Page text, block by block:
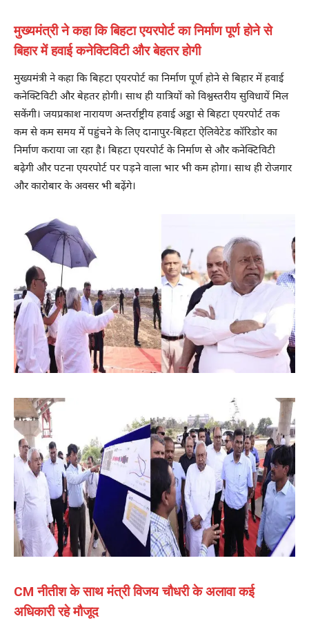
मुख्यमंत्री ने कहा कि बिहटा एयरपोर्ट का निर्माण पूर्ण होने से
बिहार में हवाई कनेक्टिविटी और बेहतर होगी
मुख्यमंत्री ने कहा कि बिहटा एयरपोर्ट का निर्माण पूर्ण होने से बिहार में हवाई
कनेक्टिविटी और बेहतर होगी। साथ ही यात्रियों को विश्वस्तरीय सुविधायें मिल
सकेंगी। जयप्रकाश नारायण अन्तर्राष्ट्रीय हवाई अड्डा से बिहटा एयरपोर्ट तक
कम से कम समय में पहुंचने के लिए दानापुर-बिहटा ऐलिवेटेड कॉरिडोर का
निर्माण कराया जा रहा है। बिहटा एयरपोर्ट के निर्माण से और कनेक्टिविटी
बढ़ेगी और पटना एयरपोर्ट पर पड़ने वाला भार भी कम होगा। साथ ही रोजगार
और कारोबार के अवसर भी बढ़ेंगे।
CM नीतीश के साथ मंत्री विजय चौधरी के अलावा कई
अधिकारी रहे मौजूद